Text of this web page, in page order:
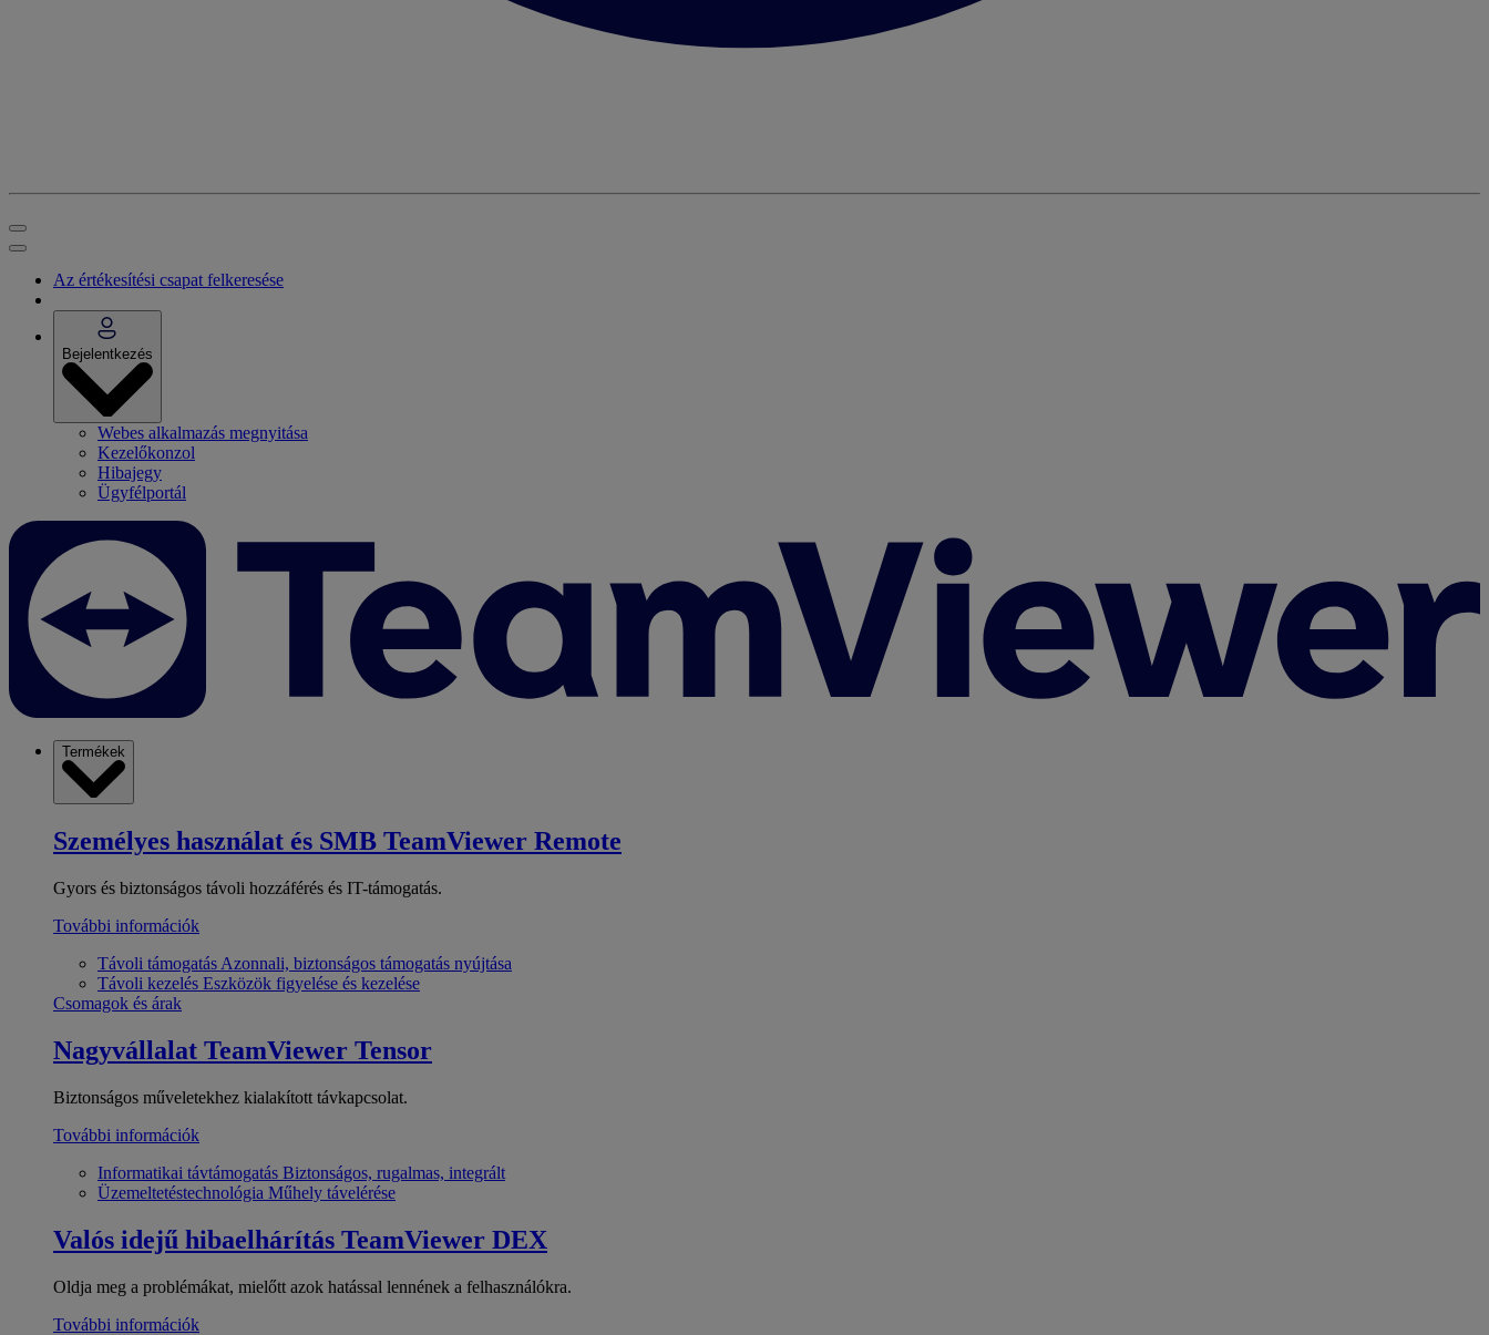
Az értékesítési csapat felkeresése
Bejelentkezés
Webes alkalmazás megnyitása
Kezelőkonzol
Hibajegy
Ügyfélportál
Termékek
Személyes használat és SMB TeamViewer Remote
Gyors és biztonságos távoli hozzáférés és IT-támogatás.
További információk
Távoli támogatás Azonnali, biztonságos támogatás nyújtása
Távoli kezelés Eszközök figyelése és kezelése
Csomagok és árak
Nagyvállalat TeamViewer Tensor
Biztonságos műveletekhez kialakított távkapcsolat.
További információk
Informatikai távtámogatás Biztonságos, rugalmas, integrált
Üzemeltetéstechnológia Műhely távelérése
Valós idejű hibaelhárítás TeamViewer DEX
Oldja meg a problémákat, mielőtt azok hatással lennének a felhasználókra.
További információk